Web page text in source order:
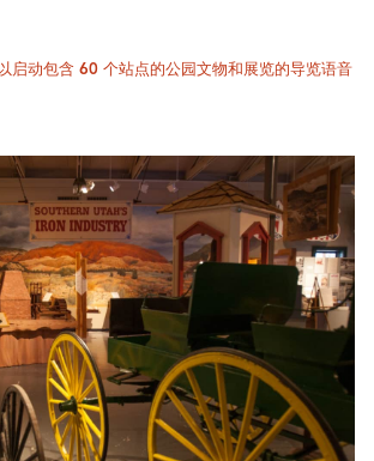
启动包含 60 个站点的公园文物和展览的导览语音